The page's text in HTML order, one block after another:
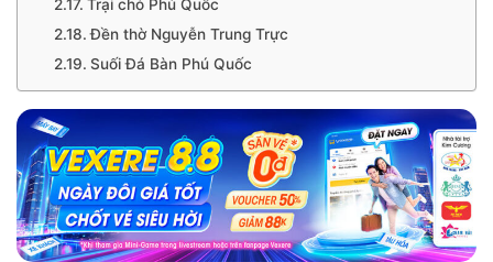
Trại chó Phú Quốc
Đền thờ Nguyễn Trung Trực
Suối Đá Bàn Phú Quốc